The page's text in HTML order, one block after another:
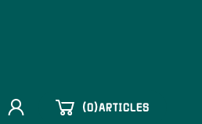
(0)ARTICLES